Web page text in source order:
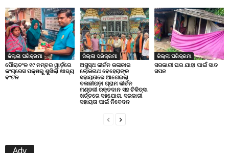
ଜିଲ୍ଲା ପରିକ୍ରମା
ପୌରାଚଂଳ ୧୯ ନମ୍ବର ୱାର୍ଡ଼ରେ
କଂଗ୍ରେସ ପକ୍ଷରୁ ଶୁଖିଲା ଖାଦ୍ୟ
ବଂଟନ
ଜିଲ୍ଲା ପରିକ୍ରମା
ଅସୁସ୍ଥ କୀର୍ତନ କଳାକାର
ଲୋକନାଥ ବେହେରାଙ୍କ
ସହାୟତାରେ ଆଗେଇଲା
ବଳାଜୀପଡ଼ା ଗ୍ରାମ କୀର୍ତନ
ମଣ୍ଡଳୀ ରକ୍ତଦାନ ସହ ଚିକିତ୍ସା
ଖର୍ଚ୍ଚରେ ସହଯୋଗ, ସରକାରୀ
ସହାୟତା ପାଇଁ ନିବେଦନ
ଜିଲ୍ଲା ପରିକ୍ରମା
ସରକାରୀ ଘର ଯାହା ପାଇଁ ସାତ
ସପନ
Adv